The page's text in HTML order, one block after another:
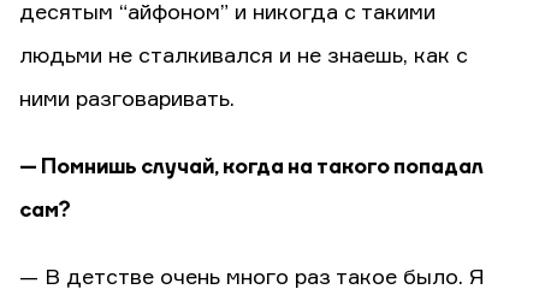
десятым “айфоном” и никогда с такими
людьми не сталкивался и не знаешь, как с
ними разговаривать.
— Помнишь случай, когда на такого попадал
сам?
— В детстве очень много раз такое было. Я